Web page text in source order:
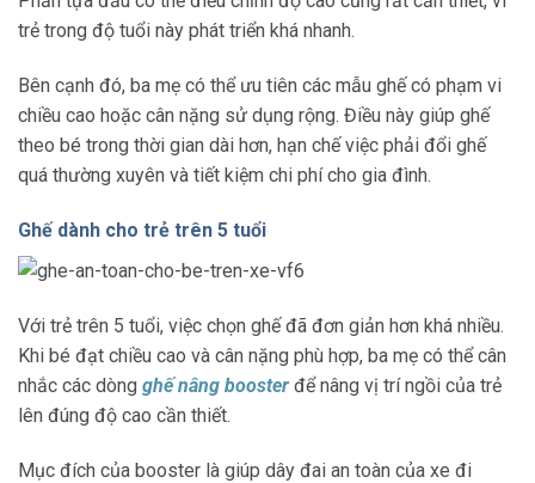
trẻ trong độ tuổi này phát triển khá nhanh.
Bên cạnh đó, ba mẹ có thể ưu tiên các mẫu ghế có phạm vi
chiều cao hoặc cân nặng sử dụng rộng. Điều này giúp ghế
theo bé trong thời gian dài hơn, hạn chế việc phải đổi ghế
quá thường xuyên và tiết kiệm chi phí cho gia đình.
Ghế dành cho trẻ trên 5 tuổi
Với trẻ trên 5 tuổi, việc chọn ghế đã đơn giản hơn khá nhiều.
Khi bé đạt chiều cao và cân nặng phù hợp, ba mẹ có thể cân
nhắc các dòng ghế nâng booster để nâng vị trí ngồi của trẻ
lên đúng độ cao cần thiết.
Mục đích của booster là giúp dây đai an toàn của xe đi